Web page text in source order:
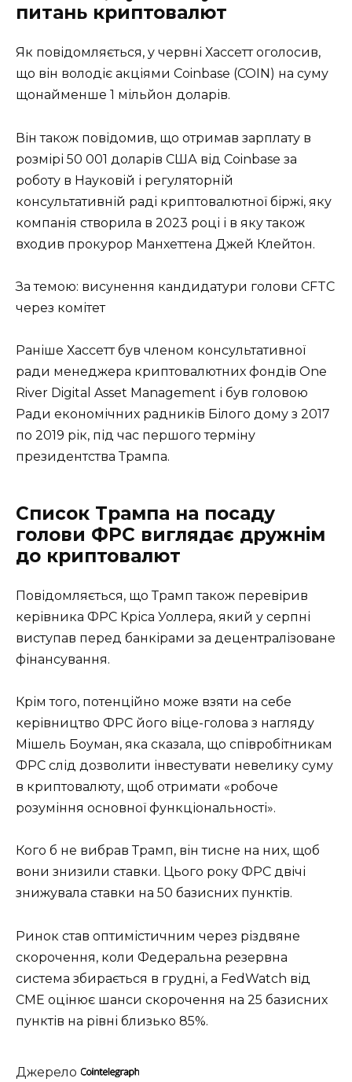
питань криптовалют
Як повідомляється, у червні Хассетт оголосив,
що він володіє акціями Coinbase (COIN) на суму
щонайменше 1 мільйон доларів.
Він також повідомив, що отримав зарплату в
розмірі 50 001 доларів США від Coinbase за
роботу в Науковій і регуляторній
консультативній раді криптовалютної біржі, яку
компанія створила в 2023 році і в яку також
входив прокурор Манхеттена Джей Клейтон.
За темою: висунення кандидатури голови CFTC
через комітет
Раніше Хассетт був членом консультативної
ради менеджера криптовалютних фондів One
River Digital Asset Management і був головою
Ради економічних радників Білого дому з 2017
по 2019 рік, під час першого терміну
президентства Трампа.
Список Трампа на посаду
голови ФРС виглядає дружнім
до криптовалют
Повідомляється, що Трамп також перевірив
керівника ФРС Кріса Уоллера, який у серпні
виступав перед банкірами за децентралізоване
фінансування.
Крім того, потенційно може взяти на себе
керівництво ФРС його віце-голова з нагляду
Мішель Боуман, яка сказала, що співробітникам
ФРС слід дозволити інвестувати невелику суму
в криптовалюту, щоб отримати «робоче
розуміння основної функціональності».
Кого б не вибрав Трамп, він тисне на них, щоб
вони знизили ставки. Цього року ФРС двічі
знижувала ставки на 50 базисних пунктів.
Ринок став оптимістичним через різдвяне
скорочення, коли Федеральна резервна
система збирається в грудні, а FedWatch від
CME оцінює шанси скорочення на 25 базисних
пунктів на рівні близько 85%.
Джерело